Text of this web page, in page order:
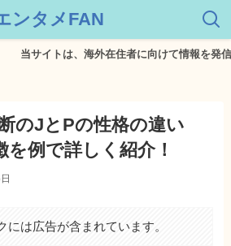
ンタメFAN
イトは、海外在住者に向けて情報を発信してい
のJとPの性格の違い
を例で詳しく紹介！
には広告が含まれています。